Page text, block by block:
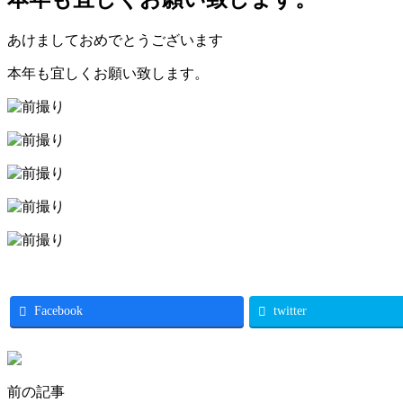
あけましておめでとうございます
本年も宜しくお願い致します。
Facebook twitter
前の記事